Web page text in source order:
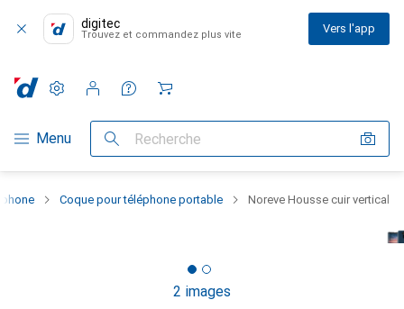
digitec
Trouvez et commandez plus vite Vers l'app
Navigation par catégorie
Menu Recherche
Paramètres
Compte client
Listes de comparaison
Listes d'envies
Panier
Coque pour téléphone portable Noreve Housse cuir vertical
2 images